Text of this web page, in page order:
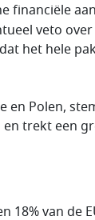
financiële
veto over
het hele
en Polen,
en trekt een
18% van de